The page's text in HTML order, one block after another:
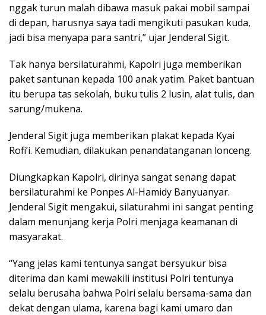
nggak turun malah dibawa masuk pakai mobil sampai
di depan, harusnya saya tadi mengikuti pasukan kuda,
jadi bisa menyapa para santri,” ujar Jenderal Sigit.
Tak hanya bersilaturahmi, Kapolri juga memberikan
paket santunan kepada 100 anak yatim. Paket bantuan
itu berupa tas sekolah, buku tulis 2 lusin, alat tulis, dan
sarung/mukena.
Jenderal Sigit juga memberikan plakat kepada Kyai
Rofi’i. Kemudian, dilakukan penandatanganan lonceng.
Diungkapkan Kapolri, dirinya sangat senang dapat
bersilaturahmi ke Ponpes Al-Hamidy Banyuanyar.
Jenderal Sigit mengakui, silaturahmi ini sangat penting
dalam menunjang kerja Polri menjaga keamanan di
masyarakat.
“Yang jelas kami tentunya sangat bersyukur bisa
diterima dan kami mewakili institusi Polri tentunya
selalu berusaha bahwa Polri selalu bersama-sama dan
dekat dengan ulama, karena bagi kami umaro dan